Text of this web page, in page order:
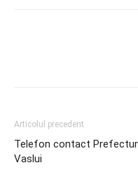
Articolul precedent
Telefon contact
Vaslui